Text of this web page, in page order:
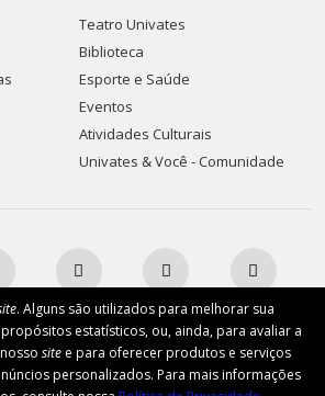
. Alguns são utilizados para melhorar sua
estatísticos, ou, ainda, para avaliar a
site e para oferecer produtos e serviços
personalizados. Para mais informações
Teatro Univates
Biblioteca
Esporte e Saúde
Eventos
Atividades Culturais
Univates & Você - Comunidade